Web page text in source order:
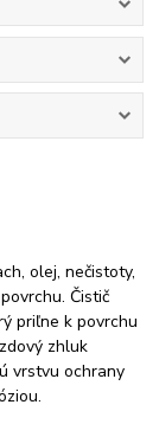
olej, nečistoty,
Čistič
priľne k povrchu
zhluk
vrstvu ochrany